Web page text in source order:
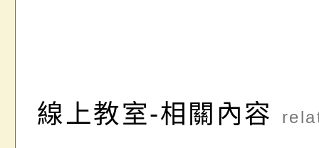
線上教室-相關內容